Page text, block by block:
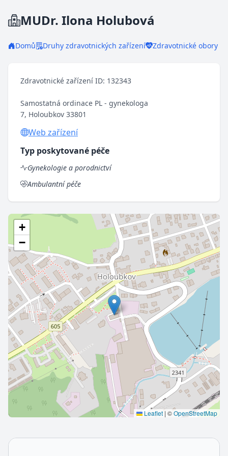
MUDr. Ilona Holubová
Domů Druhy zdravotnických zařízení Zdravotnické obory
Zdravotnické zařízení ID: 132343
Samostatná ordinace PL - gynekologa
7, Holoubkov 33801
Web zařízení
Typ poskytované péče
Gynekologie a porodnictví
Ambulantní péče
+
−
Leaflet | ©OpenStreetMap